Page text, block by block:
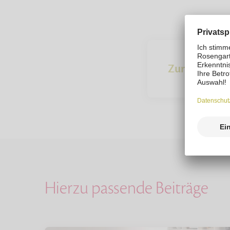
Zur
Hierzu passende Beiträge